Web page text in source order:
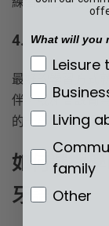
4. 多開口說
最好的學習方式
伴，或和會說葡
的一部分，能讓
如何選擇
牙語
What will you
What will
Leisure
Living
family
Other